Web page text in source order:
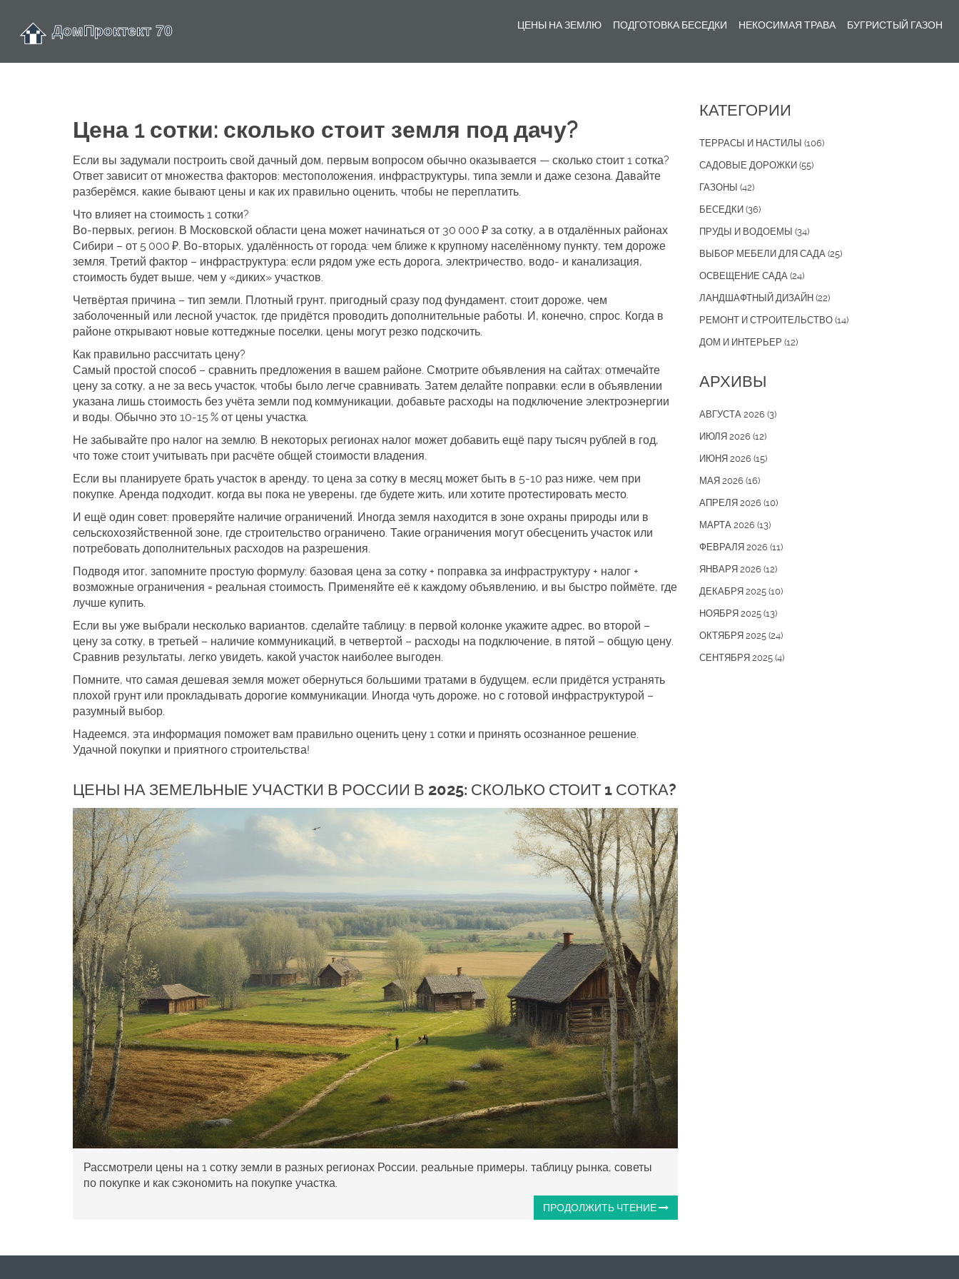
ЦЕНЫ НА ЗЕМЛЮ ПОДГОТОВКА БЕСЕДКИ НЕКОСИМАЯ ТРАВА БУГРИСТЫЙ ГАЗОН
Цена 1 сотки: сколько стоит земля под дачу?
Если вы задумали построить свой дачный дом, первым вопросом обычно оказывается — сколько стоит 1 сотка?
Ответ зависит от множества факторов: местоположения, инфраструктуры, типа земли и даже сезона. Давайте
разберёмся, какие бывают цены и как их правильно оценить, чтобы не переплатить.
Что влияет на стоимость 1 сотки?
Во-первых, регион. В Московской области цена может начинаться от 30 000 ₽ за сотку, а в отдалённых районах
Сибири – от 5 000 ₽. Во‑вторых, удалённость от города: чем ближе к крупному населённому пункту, тем дороже
земля. Третий фактор – инфраструктура: если рядом уже есть дорога, электричество, водо‑ и канализация,
стоимость будет выше, чем у «диких» участков.
Четвёртая причина – тип земли. Плотный грунт, пригодный сразу под фундамент, стоит дороже, чем
заболоченный или лесной участок, где придётся проводить дополнительные работы. И, конечно, спрос. Когда в
районе открывают новые коттеджные поселки, цены могут резко подскочить.
Как правильно рассчитать цену?
Самый простой способ – сравнить предложения в вашем районе. Смотрите объявления на сайтах: отмечайте
цену за сотку, а не за весь участок, чтобы было легче сравнивать. Затем делайте поправки: если в объявлении
указана лишь стоимость без учёта земли под коммуникации, добавьте расходы на подключение электроэнергии
и воды. Обычно это 10‑15 % от цены участка.
Не забывайте про налог на землю. В некоторых регионах налог может добавить ещё пару тысяч рублей в год,
что тоже стоит учитывать при расчёте общей стоимости владения.
Если вы планируете брать участок в аренду, то цена за сотку в месяц может быть в 5‑10 раз ниже, чем при
покупке. Аренда подходит, когда вы пока не уверены, где будете жить, или хотите протестировать место.
И ещё один совет: проверяйте наличие ограничений. Иногда земля находится в зоне охраны природы или в
сельскохозяйственной зоне, где строительство ограничено. Такие ограничения могут обесценить участок или
потребовать дополнительных расходов на разрешения.
Подводя итог, запомните простую формулу: базовая цена за сотку + поправка за инфраструктуру + налог +
возможные ограничения = реальная стоимость. Применяйте её к каждому объявлению, и вы быстро поймёте, где
лучше купить.
Если вы уже выбрали несколько вариантов, сделайте таблицу: в первой колонке укажите адрес, во второй –
цену за сотку, в третьей – наличие коммуникаций, в четвертой – расходы на подключение, в пятой – общую цену.
Сравнив результаты, легко увидеть, какой участок наиболее выгоден.
Помните, что самая дешевая земля может обернуться большими тратами в будущем, если придётся устранять
плохой грунт или прокладывать дорогие коммуникации. Иногда чуть дороже, но с готовой инфраструктурой –
разумный выбор.
Надеемся, эта информация поможет вам правильно оценить цену 1 сотки и принять осознанное решение.
Удачной покупки и приятного строительства!
ЦЕНЫ НА ЗЕМЕЛЬНЫЕ УЧАСТКИ В РОССИИ В 2025: СКОЛЬКО СТОИТ 1 СОТКА?
Рассмотрели цены на 1 сотку земли в разных регионах России, реальные примеры, таблицу рынка, советы
по покупке и как сэкономить на покупке участка.
ПРОДОЛЖИТЬ ЧТЕНИЕ
КАТЕГОРИИ
ТЕРРАСЫ И НАСТИЛЫ (106)
САДОВЫЕ ДОРОЖКИ (55)
ГАЗОНЫ (42)
БЕСЕДКИ (36)
ПРУДЫ И ВОДОЕМЫ (34)
ВЫБОР МЕБЕЛИ ДЛЯ САДА (25)
ОСВЕЩЕНИЕ САДА (24)
ЛАНДШАФТНЫЙ ДИЗАЙН (22)
РЕМОНТ И СТРОИТЕЛЬСТВО (14)
ДОМ И ИНТЕРЬЕР (12)
АРХИВЫ
АВГУСТА 2026 (3)
ИЮЛЯ 2026 (12)
ИЮНЯ 2026 (15)
МАЯ 2026 (16)
АПРЕЛЯ 2026 (10)
МАРТА 2026 (13)
ФЕВРАЛЯ 2026 (11)
ЯНВАРЯ 2026 (12)
ДЕКАБРЯ 2025 (10)
НОЯБРЯ 2025 (13)
ОКТЯБРЯ 2025 (24)
СЕНТЯБРЯ 2025 (4)